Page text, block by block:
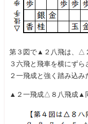
第３図で▲２八飛は、△
３六飛と飛車を横にず
２一飛成と強く踏み込み
▲２一飛成△８八飛成